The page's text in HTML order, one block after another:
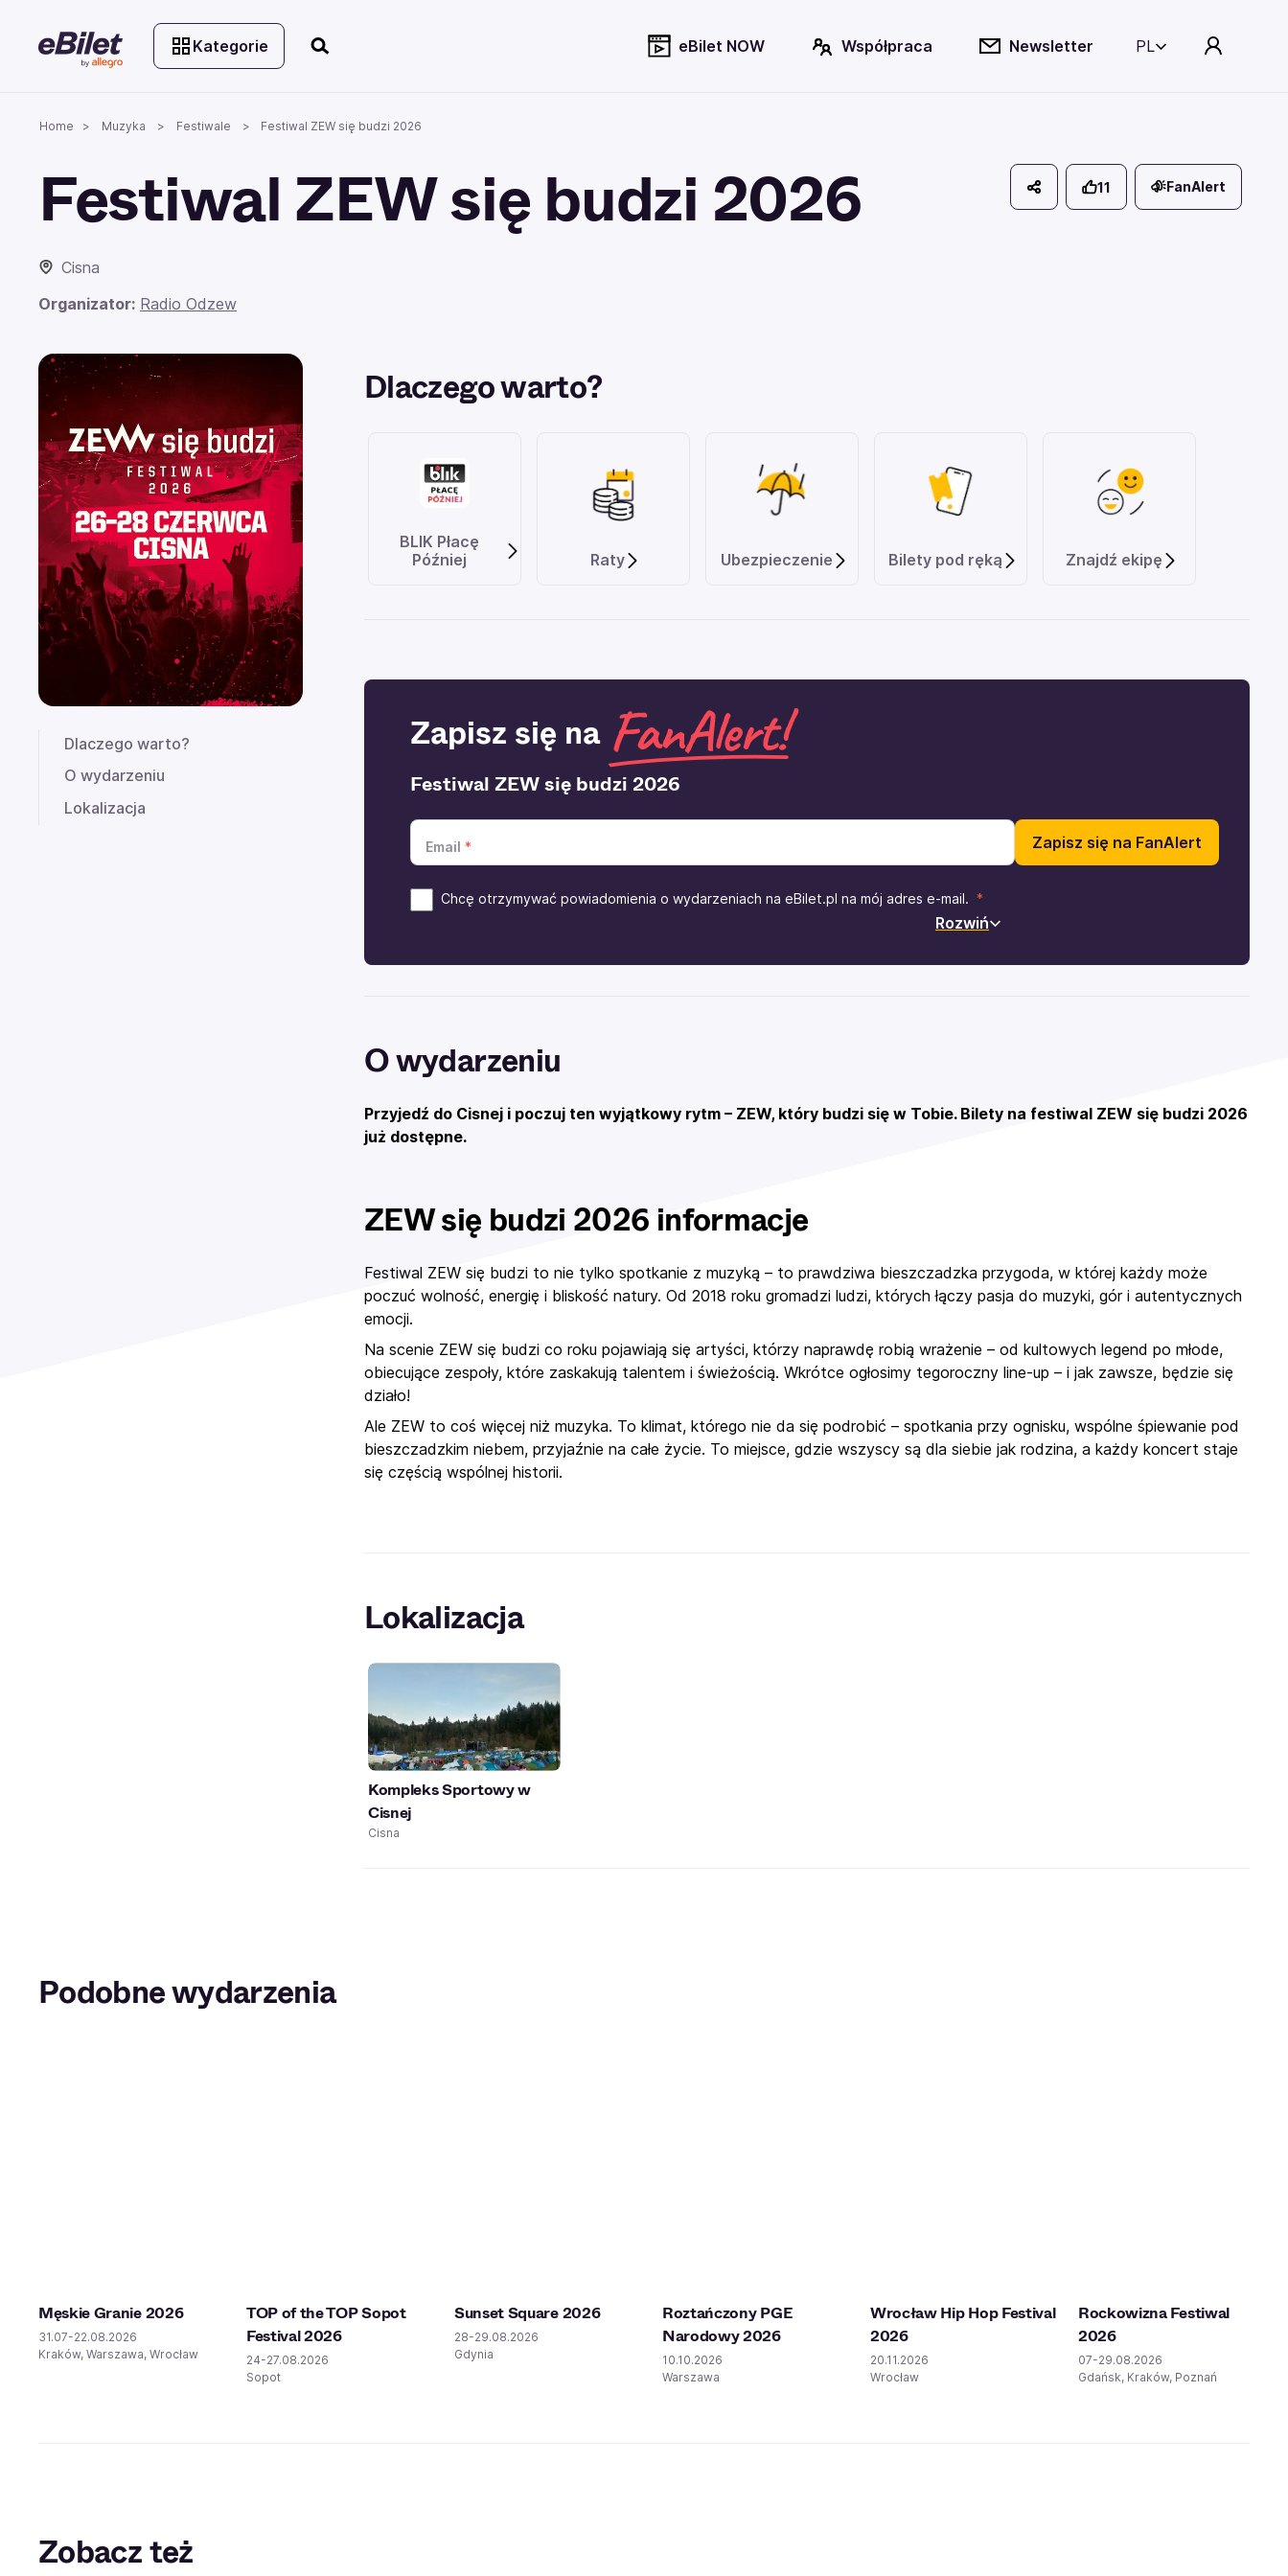
Kategorie eBilet NOW Współpraca Newsletter PL
Home Muzyka Festiwale Festiwal ZEW się budzi 2026
Festiwal ZEW się budzi 2026
Cisna
Organizator: Radio Odzew
11 FanAlert
Dlaczego warto?
O wydarzeniu
Lokalizacja
Dlaczego warto?
BLIK Płacę
Później
Raty Ubezpieczenie Bilety pod ręką Znajdź ekipę
Zapisz się na
Festiwal ZEW się budzi 2026
Email Zapisz się na FanAlert
Chcę otrzymywać powiadomienia o wydarzeniach na eBilet.pl na mój adres e-mail.
Rozwiń
O wydarzeniu
Przyjedź do Cisnej i poczuj ten wyjątkowy rytm – ZEW, który budzi się w Tobie. Bilety na festiwal ZEW się budzi 2026
już dostępne.
ZEW się budzi 2026 informacje
Festiwal ZEW się budzi to nie tylko spotkanie z muzyką – to prawdziwa bieszczadzka przygoda, w której każdy może
poczuć wolność, energię i bliskość natury. Od 2018 roku gromadzi ludzi, których łączy pasja do muzyki, gór i autentycznych
emocji.
Na scenie ZEW się budzi co roku pojawiają się artyści, którzy naprawdę robią wrażenie – od kultowych legend po młode,
obiecujące zespoły, które zaskakują talentem i świeżością. Wkrótce ogłosimy tegoroczny line-up – i jak zawsze, będzie się
działo!
Ale ZEW to coś więcej niż muzyka. To klimat, którego nie da się podrobić – spotkania przy ognisku, wspólne śpiewanie pod
bieszczadzkim niebem, przyjaźnie na całe życie. To miejsce, gdzie wszyscy są dla siebie jak rodzina, a każdy koncert staje
się częścią wspólnej historii.
Lokalizacja
Kompleks Sportowy w
Cisnej
Cisna
Podobne wydarzenia
Męskie Granie 2026
31.07-22.08.2026
Kraków, Warszawa, Wrocław
TOP of the TOP Sopot
Festival 2026
24-27.08.2026
Sopot
Sunset Square 2026
28-29.08.2026
Gdynia
Roztańczony PGE
Narodowy 2026
10.10.2026
Warszawa
Wrocław Hip Hop Festival
2026
20.11.2026
Wrocław
Rockowizna Festiwal
2026
07-29.08.2026
Gdańsk, Kraków, Poznań
Zobacz też